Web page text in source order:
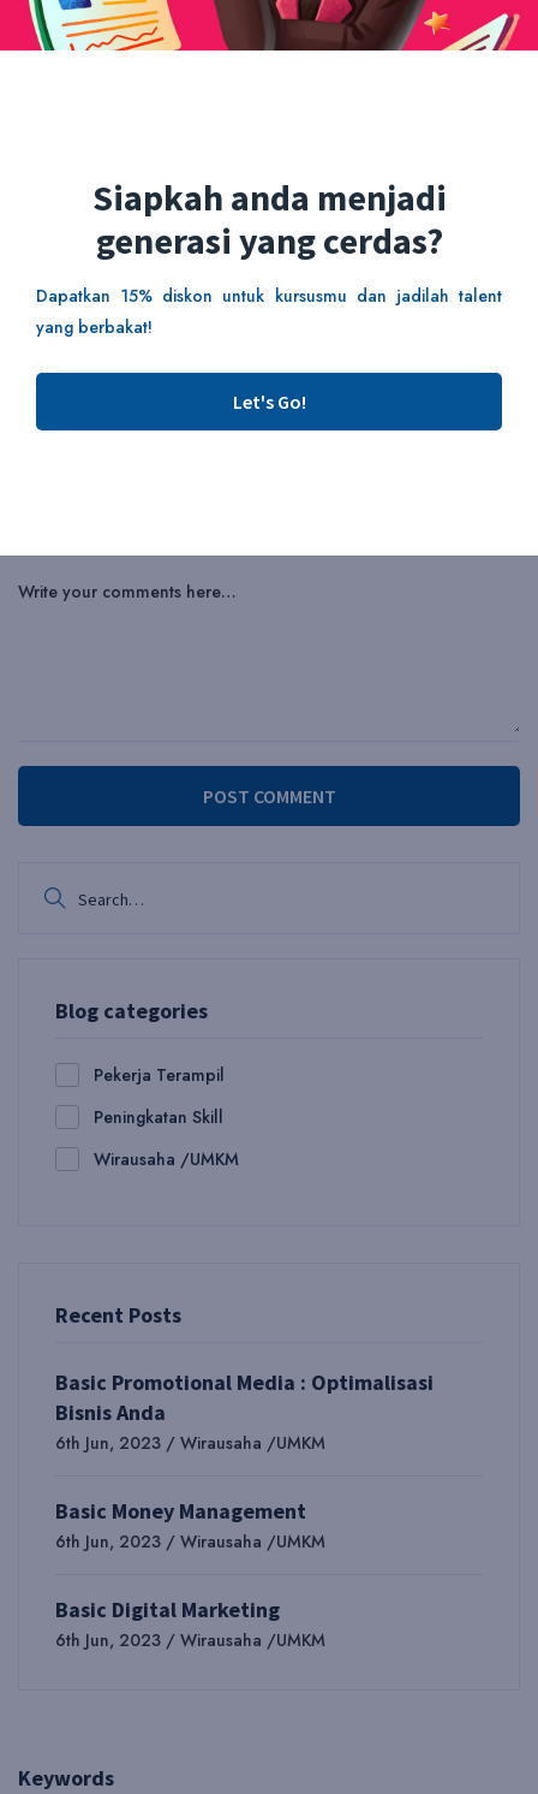
Comments
POST COMMENT
Blog categories
Pekerja Terampil
Peningkatan Skill
Wirausaha /UMKM
Recent Posts
Basic Promotional Media : Optimalisasi
Bisnis Anda
6th Jun, 2023 / Wirausaha /UMKM
Basic Money Management
6th Jun, 2023 / Wirausaha /UMKM
Basic Digital Marketing
6th Jun, 2023 / Wirausaha /UMKM
Keywords
Siapkah anda menjadi
generasi yang cerdas?
Dapatkan 15% diskon untuk kursusmu dan jadilah talent
yang berbakat!
Let's Go!